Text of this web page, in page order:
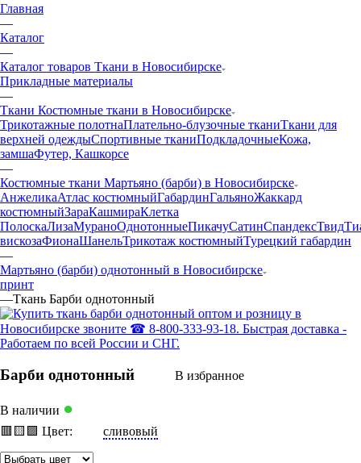
Главная
—
Каталог
—
Каталог товаров Ткани в Новосибирске
Прикладные материалы
—
Ткани Костюмные ткани в Новосибирске
Трикотажные полотнаПлательно-блузочные тканиТкани для
верхней одеждыСпортивные тканиПодкладочныеКожа,
замшаФутер, Кашкорсе
—
Костюмные ткани Мартьяно (барби) в Новосибирске
АнжеликаАтлас костюмныйГабардинГальяноЖаккард
костюмныйЗараКашмираКлетка
ПолоскаЛизаМураноОднотонныеПикачуСатинСпандексТвид
вискозаФионаШанельТрикотаж костюмныйТурецкий габардин
—
Мартьяно (барби) однотонный в Новосибирске
принт
—Ткань Барби однотонный
Барби однотонный В избранное
В наличии ●
🟥 🟨 🟩 Цвет: сливовый